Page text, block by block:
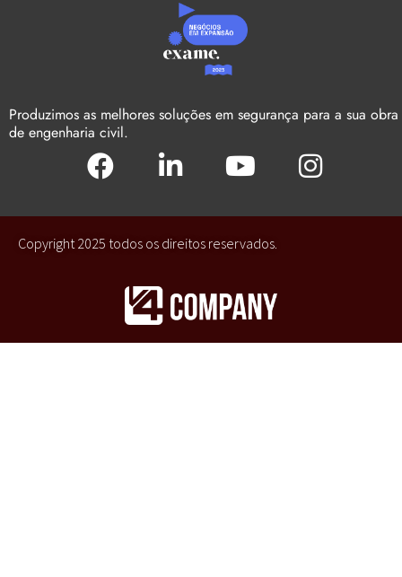
Produzimos as melhores soluções em segurança para a sua obra
de engenharia civil.
Copyright 2025 todos os direitos reservados.